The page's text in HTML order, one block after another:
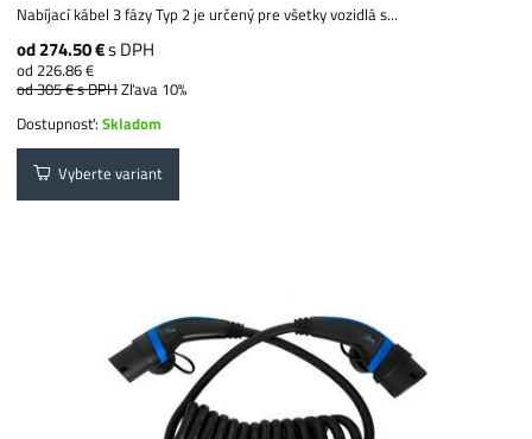
Nabíjací kábel 3 fázy Typ 2 je určený pre všetky vozidlá s...
od 274.50 €s DPH
od 226.86 €
od 305 €s DPHZľava 10%
Dostupnosť:Skladom
Vyberte variant